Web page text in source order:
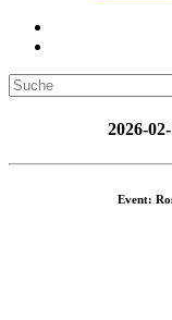
2026-
Event: